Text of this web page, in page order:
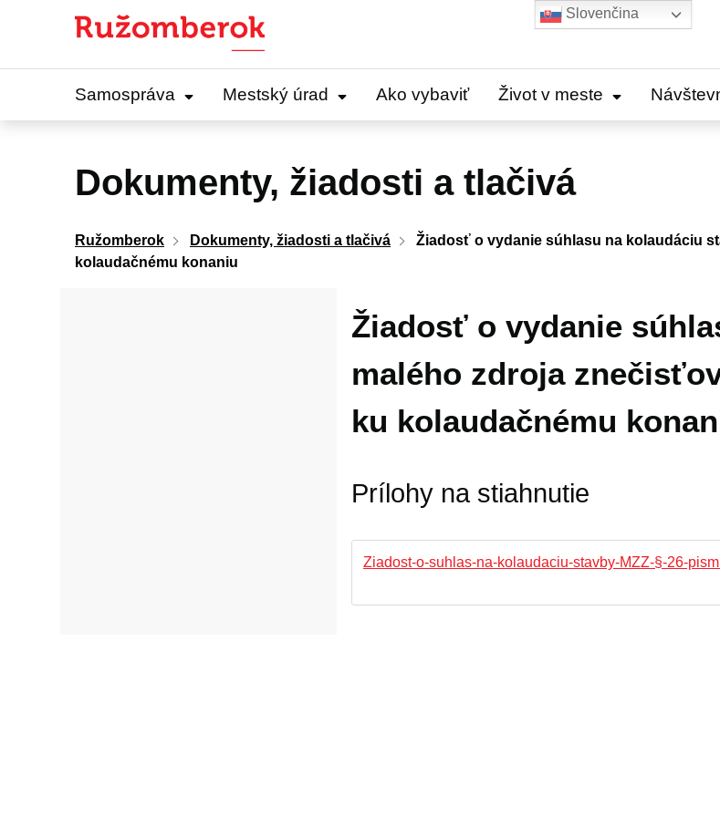
Samospráva Mestský úrad Ako vybaviť Život v meste
Dokumenty, žiadosti a tlačivá
Ružomberok Dokumenty, žiadosti a tlačivá
Žiadosť o vydanie súhlasu na kolaudáciu
kolaudačnému konaniu
Žiadosť o vydanie
malého zdroja
ku kolaudačnému
Prílohy na stiahnutie
Ziadost-o-suhlas-na-kolaudaciu-stavby-MZZ-§-26-
Slovenčina